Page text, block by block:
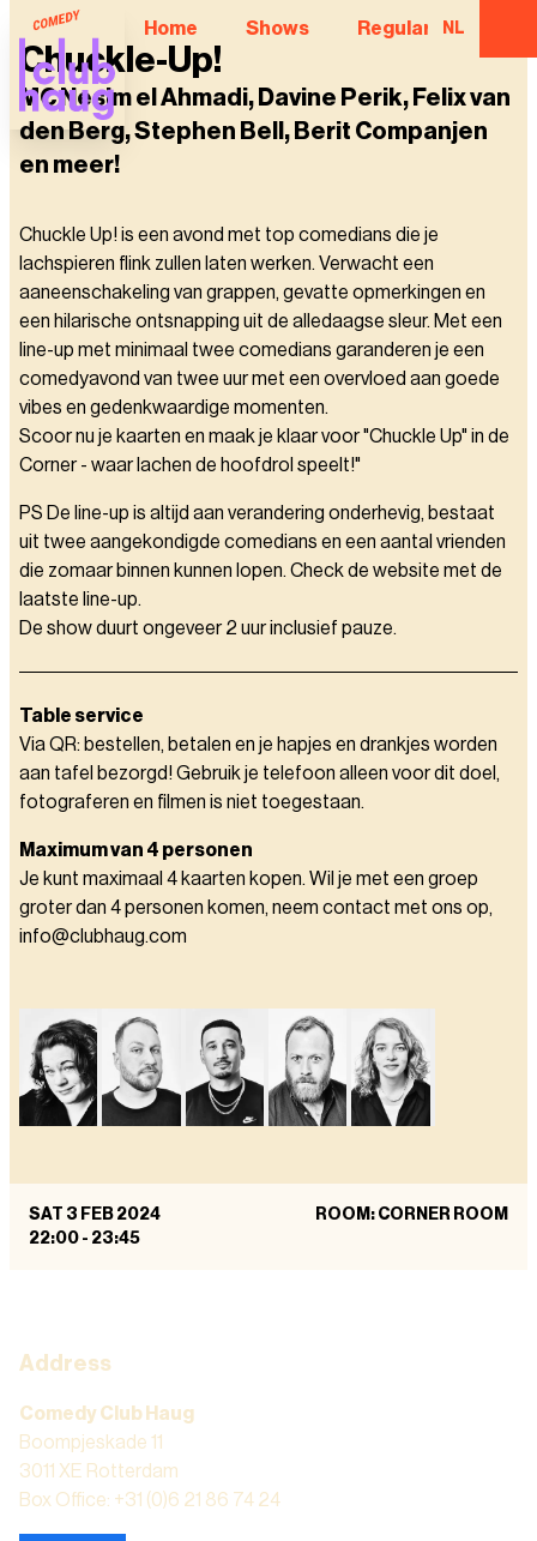
Home Shows Regular NL
Chuckle-Up!
MC Nesim el Ahmadi, Davine Perik, Felix van
den Berg, Stephen Bell, Berit Companjen
en meer!
Chuckle Up! is een avond met top comedians die je
lachspieren flink zullen laten werken. Verwacht een
aaneenschakeling van grappen, gevatte opmerkingen en
een hilarische ontsnapping uit de alledaagse sleur. Met een
line-up met minimaal twee comedians garanderen je een
comedyavond van twee uur met een overvloed aan goede
vibes en gedenkwaardige momenten.
Scoor nu je kaarten en maak je klaar voor "Chuckle Up" in de
Corner - waar lachen de hoofdrol speelt!"
PS De line-up is altijd aan verandering onderhevig, bestaat
uit twee aangekondigde comedians en een aantal vrienden
die zomaar binnen kunnen lopen. Check de website met de
laatste line-up.
De show duurt ongeveer 2 uur inclusief pauze.
Table service
Via QR: bestellen, betalen en je hapjes en drankjes worden
aan tafel bezorgd! Gebruik je telefoon alleen voor dit doel,
fotograferen en filmen is niet toegestaan.
Maximum van 4 personen
Je kunt maximaal 4 kaarten kopen. Wil je met een groep
groter dan 4 personen komen, neem contact met ons op,
info@clubhaug.com
SAT 3 FEB 2024
22:00 - 23:45
ROOM: CORNER ROOM
Address
Comedy Club Haug
Boompjeskade 11
3011 XE Rotterdam
Box Office: +31 (0)6 21 86 74 24